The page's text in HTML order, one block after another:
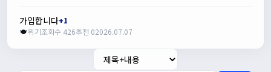
가입합니다+1
위기조회수 426추천 02026.07.07